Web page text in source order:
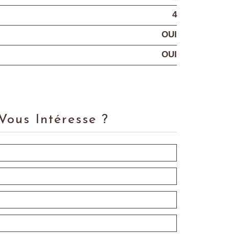
4
OUI
OUI
Intéresse ?